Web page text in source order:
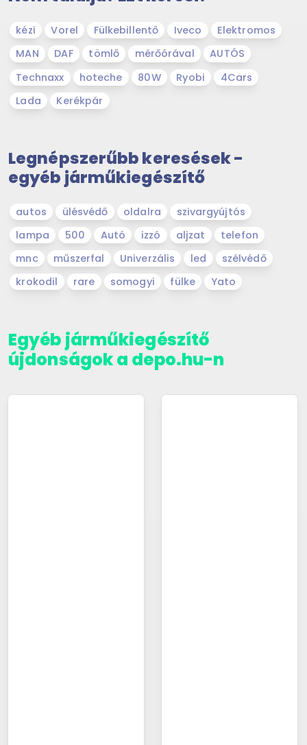
kézi Vorel Fülkebillentő Iveco
Elektromos
MAN
DAF tömlő mérőórával
AUTÓS
Technaxx
hoteche 80W Ryobi
4Cars
Lada
Kerékpár
Legnépszerűbb keresések -
egyéb járműkiegészítő
autos ülésvédő oldalra
szivargyújtós
lampa
500 Autó izzó aljzat
telefon
mnc
műszerfal Univerzális led
szélvédő
krokodil
rare somogyi fülke Yato
Egyéb járműkiegészítő
újdonságok a depo.hu-n